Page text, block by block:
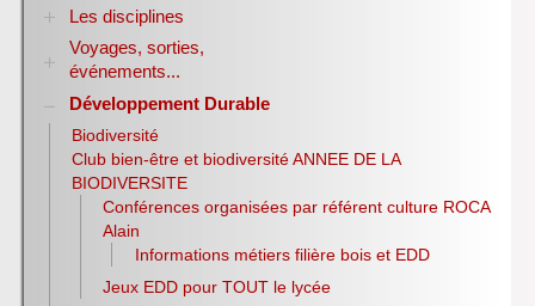
Les disciplines
Allemand
Anglais
Sciences Economiques et Sociales
Espagnol
Histoire-Géographie
Italien
Lettres
Latin
Mathématiques
NSI
Voyages, sorties,
événements...
Année 1998-2007
Année 2007-2008
Année 2008-2009
Année 2009-2010
Année 2010-2011
Année 2011-2012
Année 2012-2013
Année 2013-2014
Année 2014-2015
Développement Durable
Biodiversité
Club bien-être et biodiversité ANNEE DE LA
BIODIVERSITE
Conférences organisées par référent culture ROCA
Alain
Informations métiers filière bois et EDD
Jeux EDD pour TOUT le lycée